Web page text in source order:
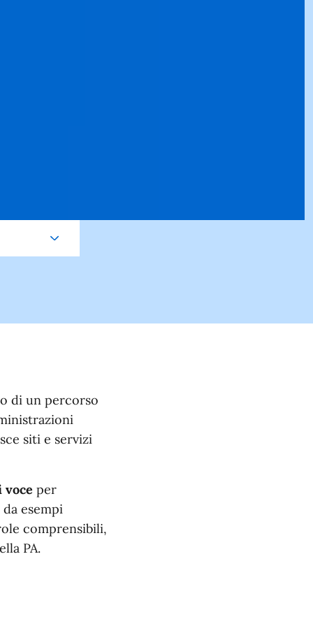
di un percorso
siti e servizi
voce per
esempi
comprensibili,
PA.